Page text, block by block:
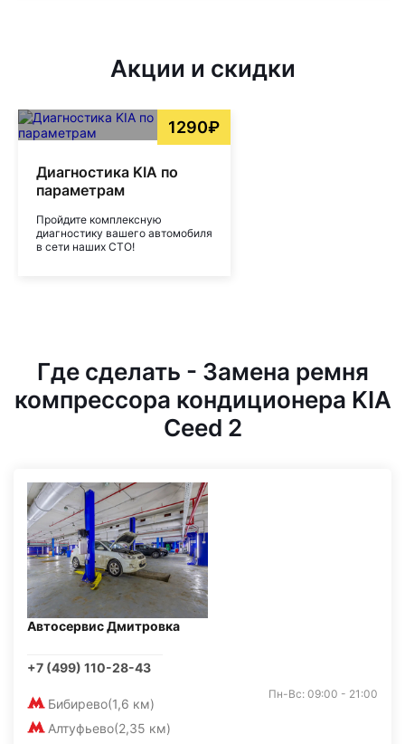
Акции и скидки
1290₽
Диагностика KIA по
параметрам
Пройдите комплексную
диагностику вашего автомобиля
в сети наших СТО!
Где сделать - Замена ремня
компрессора кондиционера KIA
Ceed 2
Автосервис Дмитровка
+7 (499) 110-28-43
Бибирево(1,6 км)
Алтуфьево(2,35 км)
Пн-Вс: 09:00 - 21:00